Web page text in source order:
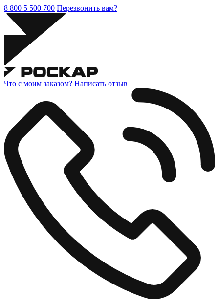
8 800 5 500 700 Перезвонить вам?
Что с моим заказом? Написать отзыв